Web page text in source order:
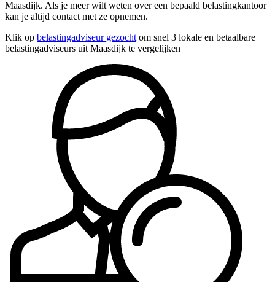
Maasdijk. Als je meer wilt weten over een bepaald belastingkantoor
kan je altijd contact met ze opnemen.
Klik op belastingadviseur gezocht om snel 3 lokale en betaalbare
belastingadviseurs uit Maasdijk te vergelijken